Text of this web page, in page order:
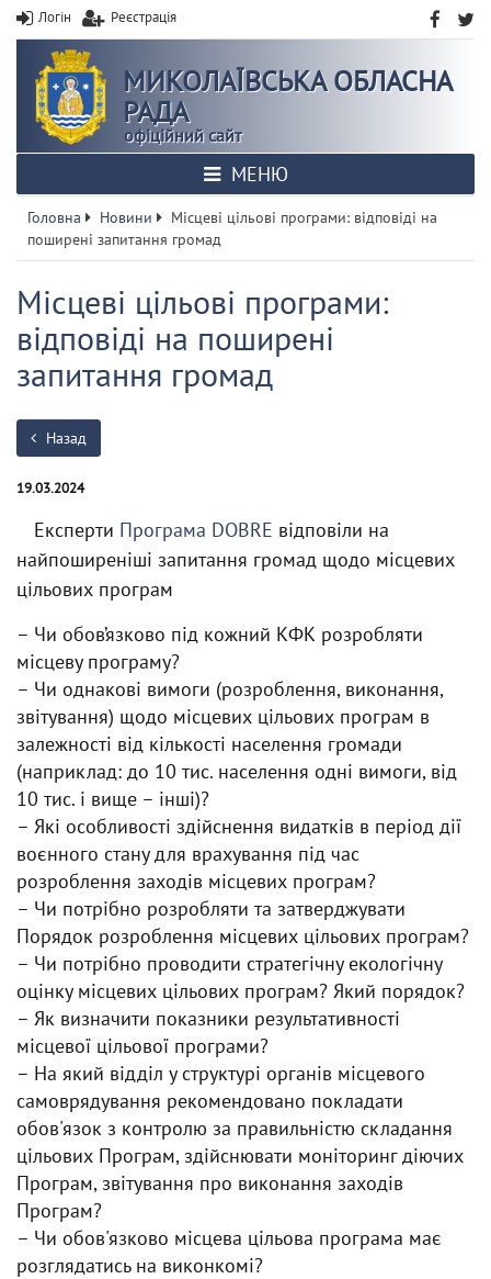
Логін Реєстрація
МИКОЛАЇВСЬКА ОБЛАСНА
РАДА
офіційний сайт
МЕНЮ
Головна Новини
Місцеві цільові програми: відповіді на
поширені запитання громад
Місцеві цільові програми:
відповіді на поширені
запитання громад
Назад
19.03.2024
Експерти Програма DOBRE відповіли на
найпоширеніші запитання громад щодо місцевих
цільових програм
– Чи обов’язково під кожний КФК розробляти
місцеву програму?
– Чи однакові вимоги (розроблення, виконання,
звітування) щодо місцевих цільових програм в
залежності від кількості населення громади
(наприклад: до 10 тис. населення одні вимоги, від
10 тис. і вище – інші)?
– Які особливості здійснення видатків в період дії
воєнного стану для врахування під час
розроблення заходів місцевих програм?
– Чи потрібно розробляти та затверджувати
Порядок розроблення місцевих цільових програм?
– Чи потрібно проводити стратегічну екологічну
оцінку місцевих цільових програм? Який порядок?
– Як визначити показники результативності
місцевої цільової програми?
– На який відділ у структурі органів місцевого
самоврядування рекомендовано покладати
обов'язок з контролю за правильністю складання
цільових Програм, здійснювати моніторинг діючих
Програм, звітування про виконання заходів
Програм?
– Чи обов'язково місцева цільова програма має
розглядатись на виконкомі?